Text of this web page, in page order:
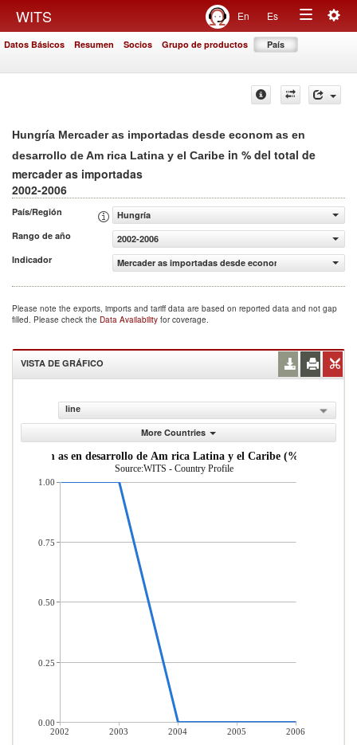
WITS En Es
Toggle
Datos Básicos Resumen Socios Grupo de productos País
Hungría Mercader as importadas desde econom as en
desarrollo de Am rica Latina y el Caribe in % del total de
mercader as importadas
2002-2006
País/Región
Hungría
Rango de año
2002-2006
Indicador
Mercader as importadas desde econom as en
Please note the exports, imports and tariff data are based on reported data and not gap
filled. Please check the Data Availability for coverage.
VISTA DE GRÁFICO
line
More Countries
econom as en desarrollo de Am rica Latina y el Caribe (% del total
Source:WITS - Country Profile
2002 2003 2004 2005
2006
1.00
0.75
0.50
0.25
0.00